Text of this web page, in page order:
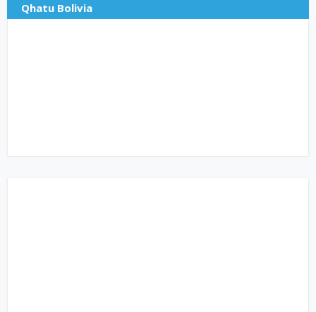
Qhatu Bolivia